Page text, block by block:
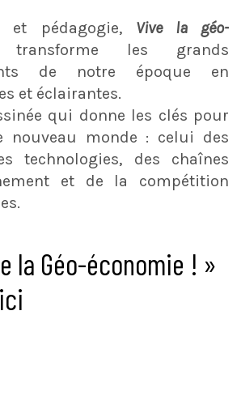
et pédagogie, Vive la géo-
les grands
de notre époque en
et éclairantes.
qui donne les clés pour
nouveau monde : celui des
technologies, des chaînes
et de la compétition
la Géo-économie ! »